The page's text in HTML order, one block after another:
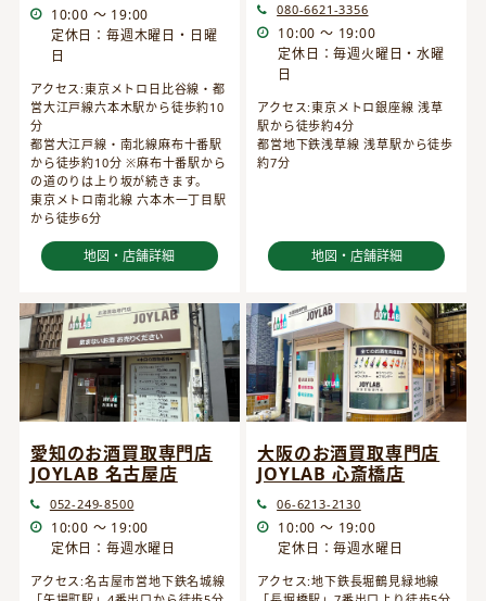
10:00 ～ 19:00
定休日：毎週木曜日・日曜
日
アクセス:東京メトロ日比谷線・都
営大江戸線六本木駅から徒歩約10
分
都営大江戸線・南北線麻布十番駅
から徒歩約10分 ※麻布十番駅から
の道のりは上り坂が続きます。
東京メトロ南北線 六本木一丁目駅
から徒歩6分
地図・店舗詳細
080-6621-3356
10:00 ～ 19:00
定休日：毎週火曜日・水曜
日
アクセス:東京メトロ銀座線 浅草
駅から徒歩約4分
都営地下鉄浅草線 浅草駅から徒歩
約7分
地図・店舗詳細
愛知のお酒買取専門店
JOYLAB 名古屋店
052-249-8500
10:00 ～ 19:00
定休日：毎週水曜日
アクセス:名古屋市営地下鉄名城線
大阪のお酒買取専門店
JOYLAB 心斎橋店
06-6213-2130
10:00 ～ 19:00
定休日：毎週水曜日
アクセス:地下鉄長堀鶴見緑地線